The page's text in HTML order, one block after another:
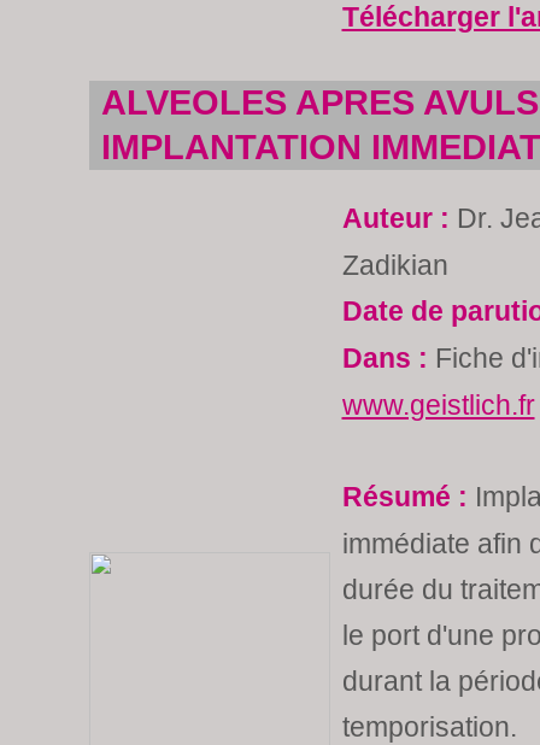
Télécharger
ALVEOLES APRES
IMPLANTATION
Auteur : Dr.
Zadikian
Date de
Dans : Fiche
www.geistlich.fr
Résumé :
immédiate afin
durée du
le port d'une
durant la
temporisation.